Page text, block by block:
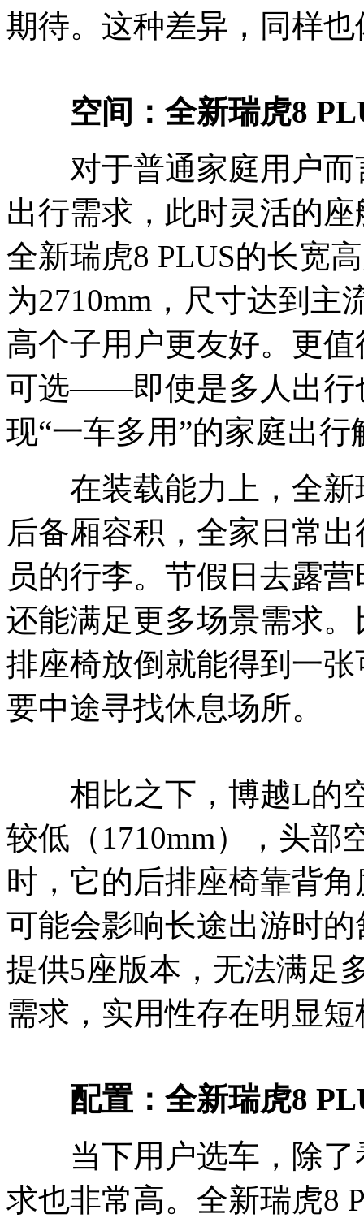
期待。这种差异，同样
空间：全新瑞虎8
对于普通家庭用户而
出行需求，此时灵活的
全新瑞虎8 PLUS的长宽
为2710mm，尺寸达到主
高个子用户更友好。更
可选——即使是多人出行
现“一车多用”的家庭出行
在装载能力上，全新
后备厢容积，全家日常
员的行李。节假日去露
还能满足更多场景需求
排座椅放倒就能得到一
要中途寻找休息场所。
相比之下，博越L的空
较低（1710mm），头部
时，它的后排座椅靠背
可能会影响长途出游时
提供5座版本，无法满足
需求，实用性存在明显短
配置：全新瑞虎8
当下用户选车，除了
求也非常高。全新瑞虎8